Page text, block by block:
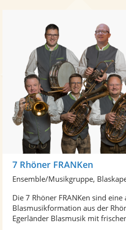
7 Rhöner FRANKen
Ensemble/Musikgruppe,
Die 7 Rhöner FRANKen sind
Blasmusikformation aus der
Egerländer Blasmusik mit